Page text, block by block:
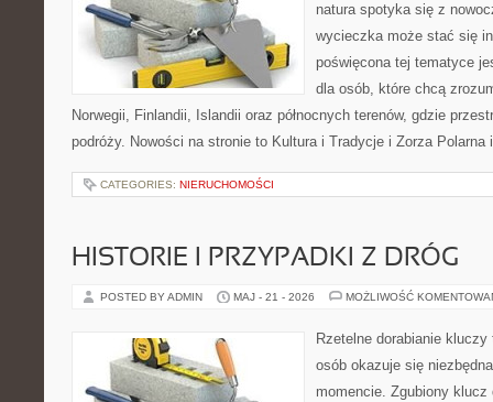
natura spotyka się z
wycieczka może stać się
poświęcona tej tematyce
dla osób, które chcą
Norwegii, Finlandii, Islandii oraz północnych terenów, gdzie
podróży. Nowości na stronie to Kultura i Tradycje i Zorza
CATEGORIES: NIERUCHOMOŚCI
HISTORIE I PRZYPADKI Z DRÓG
POSTED BY ADMIN MAJ - 21 - 2026 MOŻLIWOŚĆ
Rzetelne dorabianie
osób okazuje się
momencie. Zgubiony